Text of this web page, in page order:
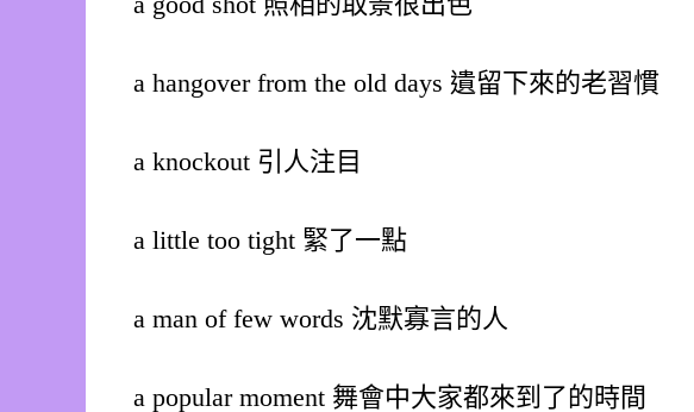
a hangover from the old days 遺留下來的老習慣
a knockout 引人注目
a little too tight 緊了一點
a man of few words 沈默寡言的人
a popular moment 舞會中大家都來到了的時間